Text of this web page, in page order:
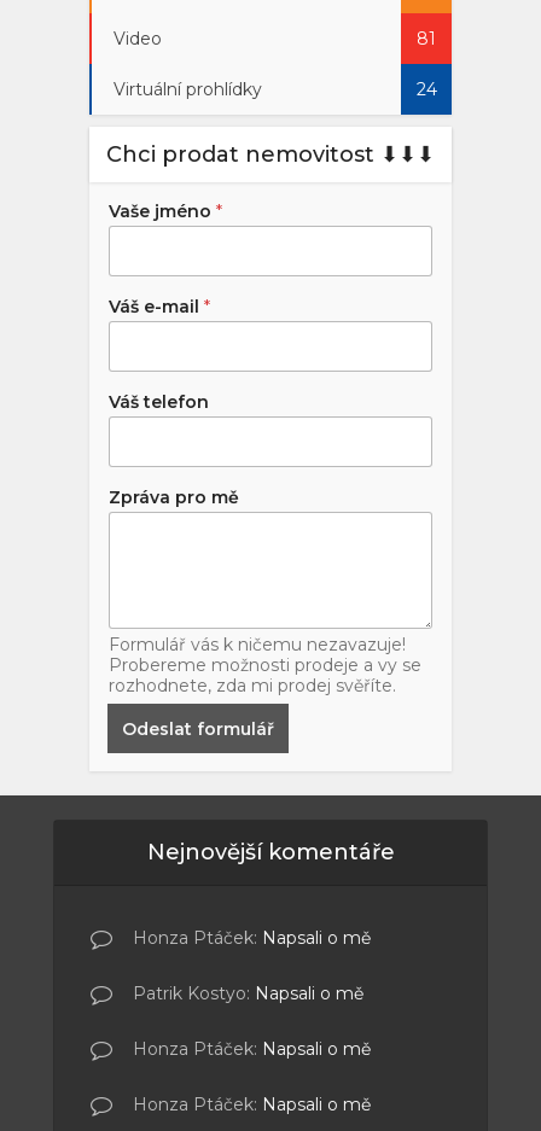
Video 81
Virtuální prohlídky 24
Chci prodat nemovitost ⬇︎⬇︎⬇︎
Vaše jméno *
Váš e-mail *
Váš telefon
Zpráva pro mě
Formulář vás k ničemu nezavazuje!
Probereme možnosti prodeje a vy se
rozhodnete, zda mi prodej svěříte.
Odeslat formulář
Nejnovější komentáře
Honza Ptáček: Napsali o mě
Patrik Kostyo: Napsali o mě
Honza Ptáček: Napsali o mě
Honza Ptáček: Napsali o mě